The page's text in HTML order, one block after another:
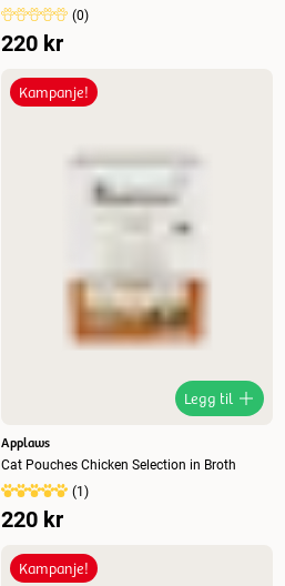
(0)
220 kr
Kampanje!
Legg til
Applaws
Cat Pouches Chicken Selection in Broth
(1)
220 kr
Kampanje!